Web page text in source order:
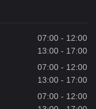
07:00 - 12:00
13:00 - 17:00
07:00 - 12:00
13:00 - 17:00
07:00 - 12:00